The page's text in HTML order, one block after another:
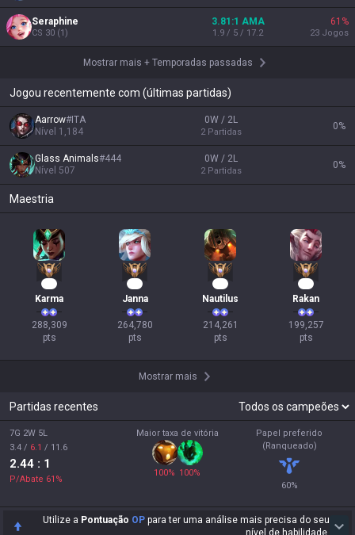
Seraphine
CS 30 (1)
3.81:1 AMA
1.9 / 5 / 17.2
61 %
23 Jogos
Mostrar mais + Temporadas passadas
Jogou recentemente com (últimas partidas)
Aarrow# ITA
Nível 1,184
0W / 2L
2 Partidas
0%
Glass Animals#444
Nível 507
0W / 2L
2 Partidas
0%
Maestria
Karma
288,309
pts
Janna
264,780
pts
Nautilus
214,261
pts
Rakan
199,257
pts
Mostrar mais
Partidas recentes
7G 2W 5L
3.4 / 6.1 / 11.6
2.44 : 1
P/Abate 61 %
Maior taxa de vitória
100% 100%
Papel preferido
(Ranqueado)
60%
Utilize a Pontuação OP para ter uma análise mais precisa do seu
nível de habilidade.